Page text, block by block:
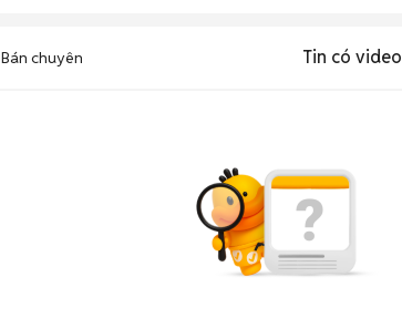
Bán chuyên Tin có video